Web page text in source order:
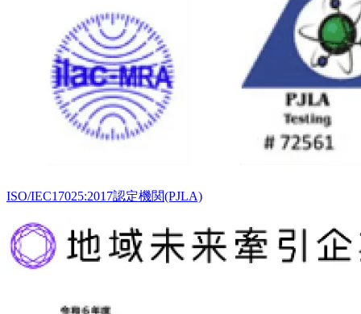
ISO/IEC17025:2017認定機関(PJLA)